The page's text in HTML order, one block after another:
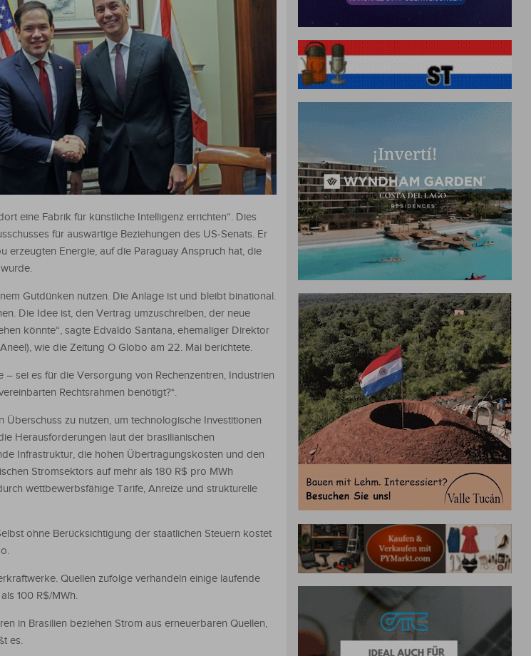
eine Fabrik für künstliche Intelligenz errichten“. Dies
für auswärtige Beziehungen des US-Senats. Er
Energie, auf die Paraguay Anspruch hat, die
Gutdünken nutzen. Die Anlage ist und bleibt binational.
Die Idee ist, den Vertrag umzuschreiben, der neue
könnte“, sagte Edvaldo Santana, ehemaliger Direktor
wie die Zeitung O Globo am 22. Mai berichtete.
sei es für die Versorgung von Rechenzentren, Industrien
Rechtsrahmen benötigt?*.
zu nutzen, um technologische Investitionen
Herausforderungen laut der brasilianischen
Infrastruktur, die hohen Übertragungskosten und den
Stromsektors auf mehr als 180 R$ pro MWh
wettbewerbsfähige Tarife, Anreize und strukturelle
ohne Berücksichtigung der staatlichen Steuern kostet
Quellen zufolge verhandeln einige laufende
100 R$/MWh.
in Brasilien beziehen Strom aus erneuerbaren Quellen,
es.